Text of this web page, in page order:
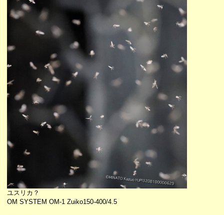
ユスリカ？
OM SYSTEM OM-1 Zuiko150-400/4.5